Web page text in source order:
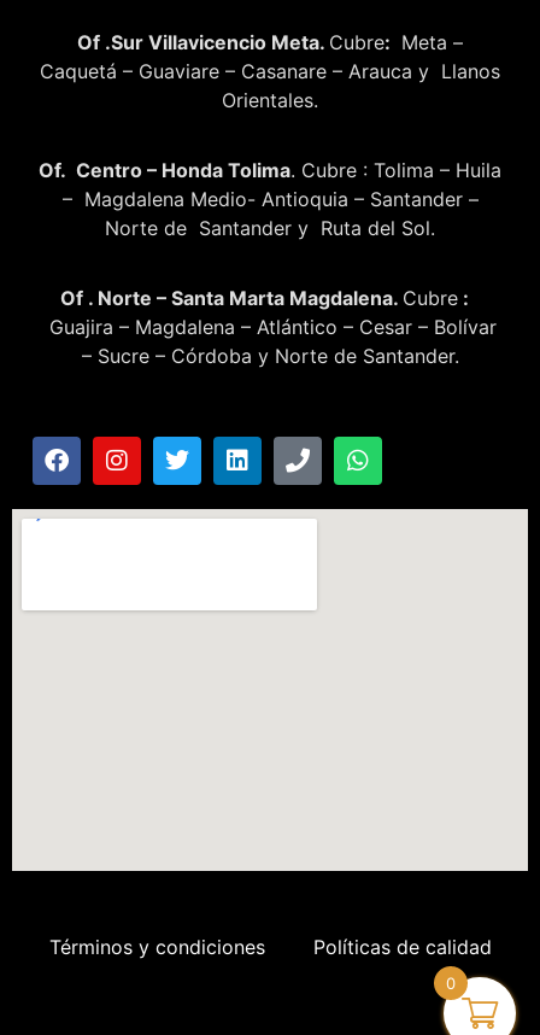
Of .Sur Villavicencio Meta. Cubre: Meta –
Caquetá – Guaviare – Casanare – Arauca y Llanos
Orientales.
Of. Centro – Honda Tolima. Cubre : Tolima – Huila
– Magdalena Medio- Antioquia – Santander –
Norte de Santander y Ruta del Sol.
Of . Norte – Santa Marta Magdalena. Cubre :
Guajira – Magdalena – Atlántico – Cesar – Bolívar
– Sucre – Córdoba y Norte de Santander.
Términos y condiciones Políticas de calidad
0